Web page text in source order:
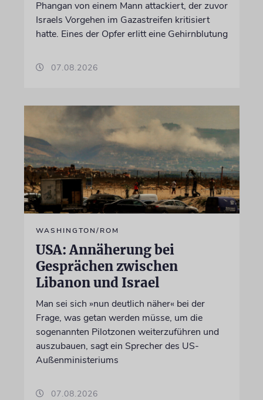
Phangan von einem Mann attackiert, der zuvor
Israels Vorgehen im Gazastreifen kritisiert
hatte. Eines der Opfer erlitt eine Gehirnblutung
07.08.2026
WASHINGTON/ROM
USA: Annäherung bei
Gesprächen zwischen
Libanon und Israel
Man sei sich »nun deutlich näher« bei der
Frage, was getan werden müsse, um die
sogenannten Pilotzonen weiterzuführen und
auszubauen, sagt ein Sprecher des US-
Außenministeriums
07.08.2026